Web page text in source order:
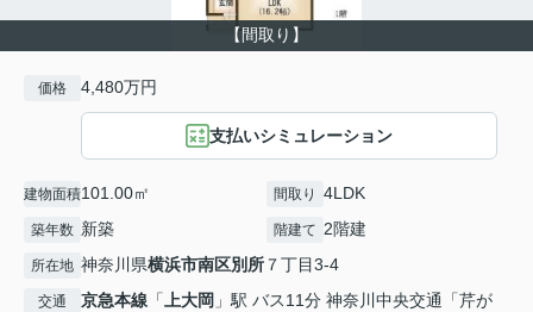
【間取り】
価格 4,480万円
支払いシミュレーション
建物面積101.00㎡ 間取り 4LDK
築年数 新築 階建て 2階建
所在地 神奈川県横浜市南区別所 ７丁目3-4
交通 京急本線 「上大岡 」駅 バス11分 神奈川中央交通「芹が